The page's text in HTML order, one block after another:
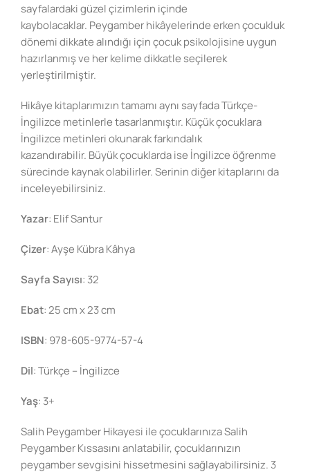
sayfalardaki güzel çizimlerin içinde
kaybolacaklar. Peygamber hikâyelerinde erken çocukluk
dönemi dikkate alındığı için çocuk psikolojisine uygun
hazırlanmış ve her kelime dikkatle seçilerek
yerleştirilmiştir.
Hikâye kitaplarımızın tamamı aynı sayfada Türkçe-
İngilizce metinlerle tasarlanmıştır. Küçük çocuklara
İngilizce metinleri okunarak farkındalık
kazandırabilir. Büyük çocuklarda ise İngilizce öğrenme
sürecinde kaynak olabilirler. Serinin diğer kitaplarını da
inceleyebilirsiniz.
Yazar: Elif Santur
Çizer: Ayşe Kübra Kâhya
Sayfa Sayısı: 32
Ebat: 25 cm x 23 cm
ISBN: 978-605-9774-57-4
Dil: Türkçe – İngilizce
Yaş: 3+
Salih Peygamber Hikayesi ile çocuklarınıza Salih
Peygamber Kıssasını anlatabilir, çocuklarınızın
peygamber sevgisini hissetmesini sağlayabilirsiniz. 3